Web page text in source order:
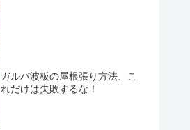
ガルバ波板の屋根張り方法、こ
れだけは失敗するな！